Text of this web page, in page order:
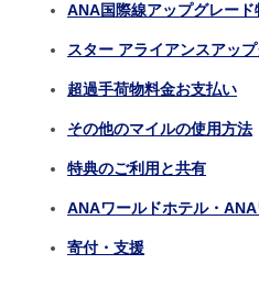
ANA国際線アップグレード
スター アライアンスアッ
超過手荷物料金お支払い
その他のマイルの使用方法
特典のご利用と共有
ANAワールドホテル・
寄付・支援